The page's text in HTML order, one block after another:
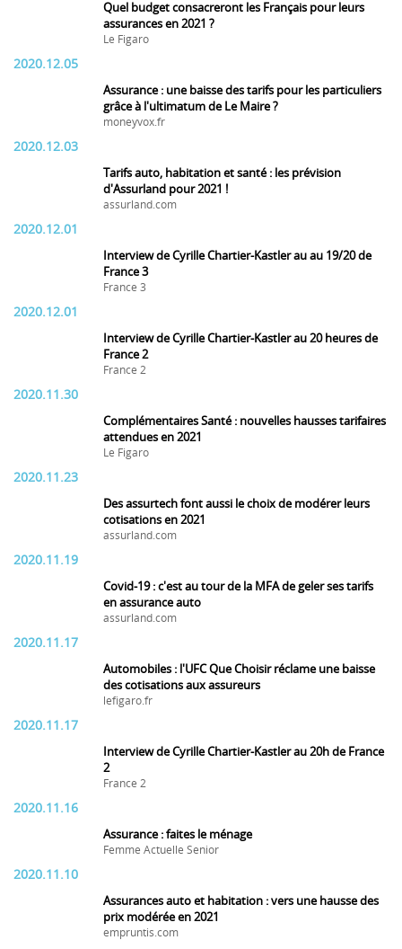
Quel budget consacreront les Français pour leurs
assurances en 2021 ?
Le Figaro
2020.12.05
Assurance : une baisse des tarifs pour les particuliers
grâce à l'ultimatum de Le Maire ?
moneyvox.fr
2020.12.03
Tarifs auto, habitation et santé : les prévision
d'Assurland pour 2021 !
assurland.com
2020.12.01
Interview de Cyrille Chartier-Kastler au au 19/20 de
France 3
France 3
2020.12.01
Interview de Cyrille Chartier-Kastler au 20 heures de
France 2
France 2
2020.11.30
Complémentaires Santé : nouvelles hausses tarifaires
attendues en 2021
Le Figaro
2020.11.23
Des assurtech font aussi le choix de modérer leurs
cotisations en 2021
assurland.com
2020.11.19
Covid-19 : c'est au tour de la MFA de geler ses tarifs
en assurance auto
assurland.com
2020.11.17
Automobiles : l'UFC Que Choisir réclame une baisse
des cotisations aux assureurs
lefigaro.fr
2020.11.17
Interview de Cyrille Chartier-Kastler au 20h de France
2
France 2
2020.11.16
Assurance : faites le ménage
Femme Actuelle Senior
2020.11.10
Assurances auto et habitation : vers une hausse des
prix modérée en 2021
empruntis.com